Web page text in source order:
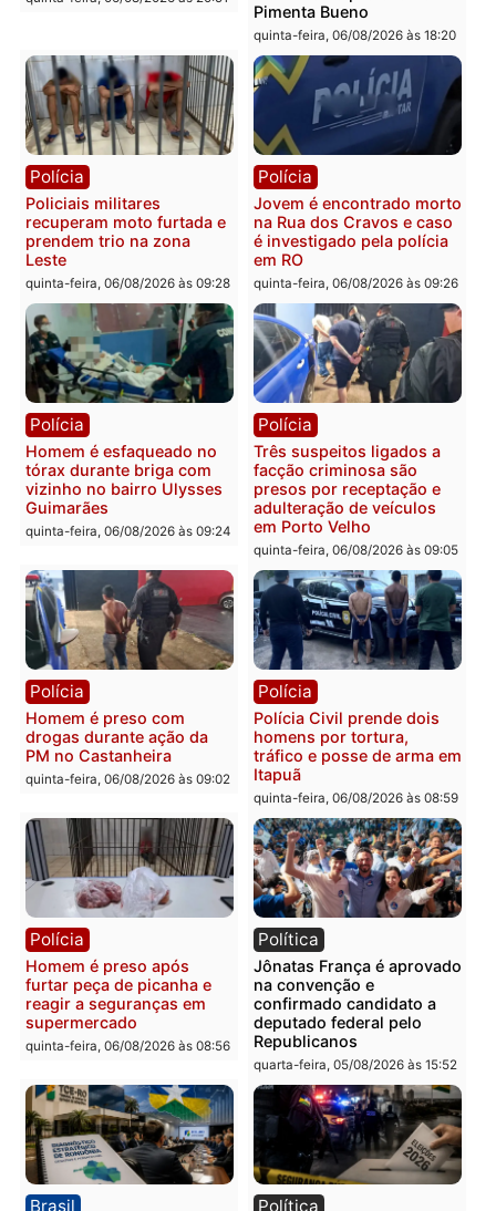
Polícia
Homem é encontrado
morto em residência no
bairro Colina Park em RO
sexta-feira, 07/08/2026 às 09:30
Polícia
Polícia Militar apreende
explosivos e
durante patrulhamento
fluvial no Rio Madeira em
Porto Velho
sexta-feira, 07/08/2026 às
Polícia
Tragédia na BR-364:
colisão entre caminhão e
carro deixa quatro mortos
em Porto Velho
quinta-feira, 06/08/2026 às 20:51
Política
Ministro Dias Tofolli , do
TSE, determina
e processamento da
que pode levar à perda
mandato da prefeita de
Pimenta Bueno
quinta-feira, 06/08/2026 às
Polícia
Policiais militares
recuperam moto furtada e
prendem trio na zona
Leste
quinta-feira, 06/08/2026 às 09:28
Polícia
Jovem é encontrado
na Rua dos Cravos e
é investigado pela
em RO
quinta-feira, 06/08/2026 às
Polícia
Homem é esfaqueado no
tórax durante briga com
vizinho no bairro Ulysses
Guimarães
quinta-feira, 06/08/2026 às 09:24
Polícia
Três suspeitos ligados a
facção criminosa são
presos por receptação e
adulteração de veículos
em Porto Velho
quinta-feira, 06/08/2026 às